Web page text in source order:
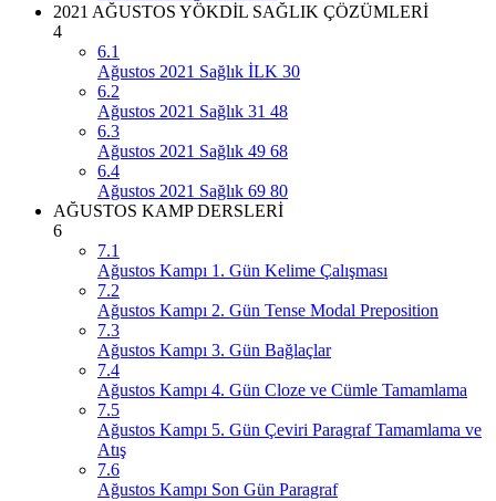
2021 AĞUSTOS YÖKDİL SAĞLIK ÇÖZÜMLERİ
4
6.1
Ağustos 2021 Sağlık İLK 30
6.2
Ağustos 2021 Sağlık 31 48
6.3
Ağustos 2021 Sağlık 49 68
6.4
Ağustos 2021 Sağlık 69 80
AĞUSTOS KAMP DERSLERİ
6
7.1
Ağustos Kampı 1. Gün Kelime Çalışması
7.2
Ağustos Kampı 2. Gün Tense Modal Preposition
7.3
Ağustos Kampı 3. Gün Bağlaçlar
7.4
Ağustos Kampı 4. Gün Cloze ve Cümle Tamamlama
7.5
Ağustos Kampı 5. Gün Çeviri Paragraf Tamamlama ve
Atış
7.6
Ağustos Kampı Son Gün Paragraf